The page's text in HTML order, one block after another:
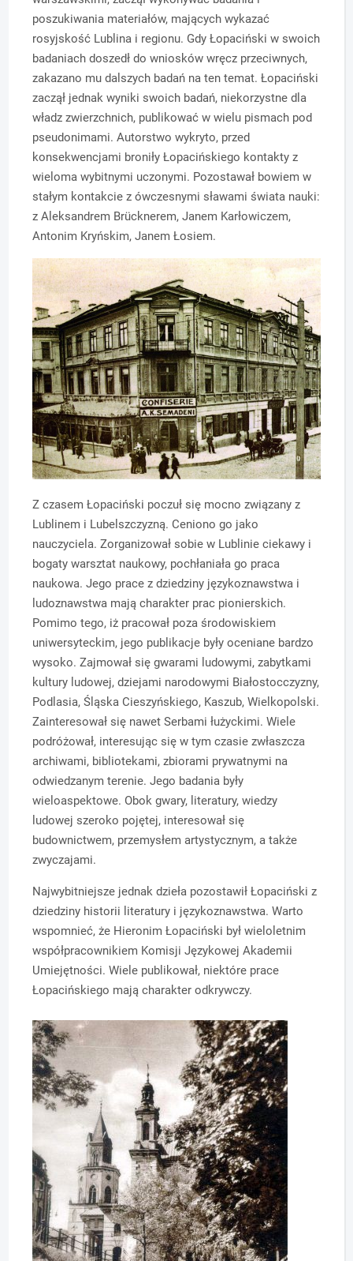
poszukiwania materiałów, mających wykazać
rosyjskość Lublina i regionu. Gdy Łopaciński w swoich
badaniach doszedł do wniosków wręcz przeciwnych,
zakazano mu dalszych badań na ten temat. Łopaciński
zaczął jednak wyniki swoich badań, niekorzystne dla
władz zwierzchnich, publikować w wielu pismach pod
pseudonimami. Autorstwo wykryto, przed
konsekwencjami broniły Łopacińskiego kontakty z
wieloma wybitnymi uczonymi. Pozostawał bowiem w
stałym kontakcie z ówczesnymi sławami świata nauki:
z Aleksandrem Brücknerem, Janem Karłowiczem,
Antonim Kryńskim, Janem Łosiem.
Z czasem Łopaciński poczuł się mocno związany z
Lublinem i Lubelszczyzną. Ceniono go jako
nauczyciela. Zorganizował sobie w Lublinie ciekawy i
bogaty warsztat naukowy, pochłaniała go praca
naukowa. Jego prace z dziedziny językoznawstwa i
ludoznawstwa mają charakter prac pionierskich.
Pomimo tego, iż pracował poza środowiskiem
uniwersyteckim, jego publikacje były oceniane bardzo
wysoko. Zajmował się gwarami ludowymi, zabytkami
kultury ludowej, dziejami narodowymi Białostocczyzny,
Podlasia, Śląska Cieszyńskiego, Kaszub, Wielkopolski.
Zainteresował się nawet Serbami łużyckimi. Wiele
podróżował, interesując się w tym czasie zwłaszcza
archiwami, bibliotekami, zbiorami prywatnymi na
odwiedzanym terenie. Jego badania były
wieloaspektowe. Obok gwary, literatury, wiedzy
ludowej szeroko pojętej, interesował się
budownictwem, przemysłem artystycznym, a także
zwyczajami.
Najwybitniejsze jednak dzieła pozostawił Łopaciński z
dziedziny historii literatury i językoznawstwa. Warto
wspomnieć, że Hieronim Łopaciński był wieloletnim
współpracownikiem Komisji Językowej Akademii
Umiejętności. Wiele publikował, niektóre prace
Łopacińskiego mają charakter odkrywczy.